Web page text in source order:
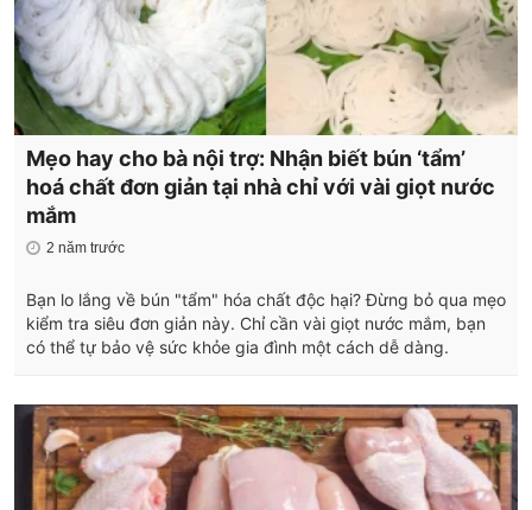
Mẹo hay cho bà nội trợ: Nhận biết bún ‘tẩm’
hoá chất đơn giản tại nhà chỉ với vài giọt nước
mắm
2 năm trước
Bạn lo lắng về bún "tẩm" hóa chất độc hại? Đừng bỏ qua mẹo
kiểm tra siêu đơn giản này. Chỉ cần vài giọt nước mắm, bạn
có thể tự bảo vệ sức khỏe gia đình một cách dễ dàng.